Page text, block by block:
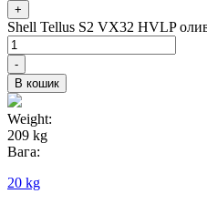
+
Shell Tellus S2 VX32 HVLP
-
В кошик
Weight:
209 kg
Вага:
20 kg